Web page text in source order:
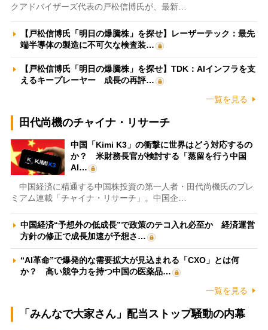
クアドバイザーズ代表の戸松信博氏が、最新…
【戸松信博氏「明日の爆騰株」を探せ】レーザーテック：最先
端半導体の製造に不可欠な検査装…
【戸松信博氏「明日の爆騰株」を探せ】TDK：AIインフラを支
えるキープレーヤー 成長の再評…
一覧を見る
田代尚機のチャイナ・リサーチ
中国「Kimi K3」の衝撃に世界はどう対応するの
か？ 米財務長官が検討する「蒸留を行う中国
AI…
中国経済に精通する中国株投資の第一人者・田代尚機氏のプレ
ミアム連載「チャイナ・リサーチ」。中国企…
中国経済“予想外の低成長”で政策のテコ入れ必至か 経済運営
方針の修正で成長加速が予想さ…
“AI革命”で爆発的な需要拡大が見込まれる「CXO」とは何
か？ 高い競争力を持つ中国の医薬品…
一覧を見る
「みんなで大家さん」配当ストップ騒動の内幕